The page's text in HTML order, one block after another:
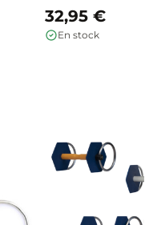
32,95 €
En stock